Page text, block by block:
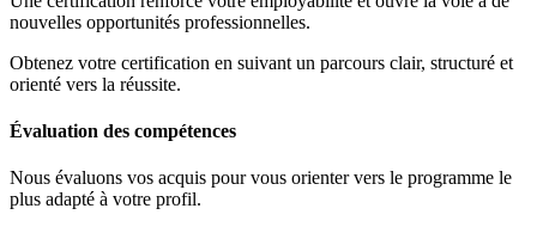
nouvelles opportunités professionnelles.
Obtenez votre certification en suivant un parcours clair, structuré et
orienté vers la réussite.
Évaluation des compétences
Nous évaluons vos acquis pour vous orienter vers le programme le
plus adapté à votre profil.